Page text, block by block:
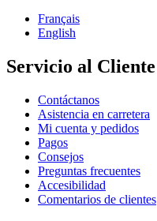
Français
English
Servicio al Cliente
Contáctanos
Asistencia en carretera
Mi cuenta y pedidos
Pagos
Consejos
Preguntas frecuentes
Accesibilidad
Comentarios de clientes